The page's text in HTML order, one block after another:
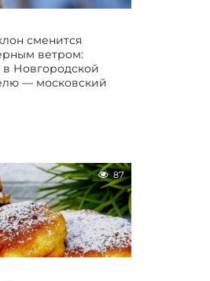
сменится
ветром:
в Новгородской
— московский
87